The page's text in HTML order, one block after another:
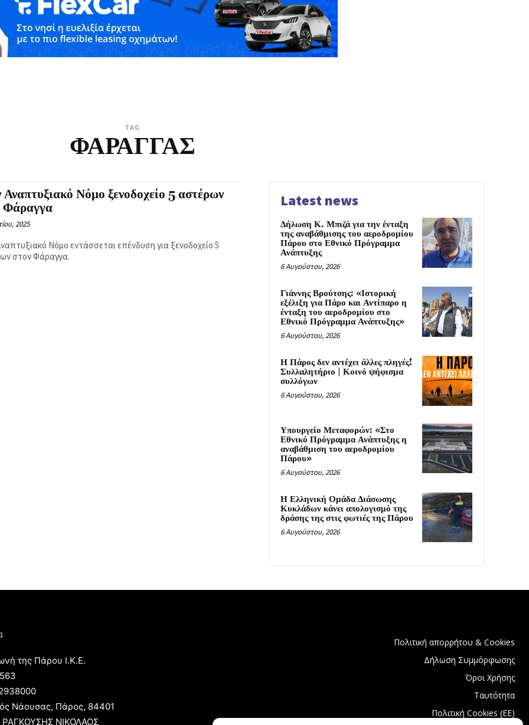
TAG
ΦΑΡΑΓΓΑΣ
Αναπτυξιακό Νόμο ξενοδοχείο 5 αστέρων
Φάραγγα
2025
Νόμο εντάσσεται επένδυση για ξενοδοχείο 5
στον Φάραγγα.
Latest news
Δήλωση Κ. Μπιζά για την ένταξη
της αναβάθμισης του αεροδρομίου
Πάρου στο Εθνικό Πρόγραμμα
Ανάπτυξης
6 Αυγούστου, 2026
Γιάννης Βρούτσης: «Ιστορική
εξέλιξη για Πάρο και Αντίπαρο η
ένταξη του αεροδρομίου στο
Εθνικό Πρόγραμμα Ανάπτυξης»
6 Αυγούστου, 2026
Η Πάρος δεν αντέχει άλλες πληγές!
Συλλαλητήριο | Κοινό ψήφισμα
συλλόγων
6 Αυγούστου, 2026
Υπουργείο Μεταφορών: «Στο
Εθνικό Πρόγραμμα Ανάπτυξης η
αναβάθμιση του αεροδρομίου
Πάρου»
6 Αυγούστου, 2026
Η Ελληνική Ομάδα Διάσωσης
Κυκλάδων κάνει απολογισμό της
δράσης της στις φωτιές της Πάρου
6 Αυγούστου, 2026
της Πάρου Ι.Κ.Ε.
Νάουσας, Πάρος, 84401
ΝΙΚΟΛΑΟΣ
Πολιτική απορρήτου & Cookies
Δήλωση Συμμόρφωσης
Όροι Χρήσης
Ταυτότητα
Πολιτική Cookies (ΕΕ)